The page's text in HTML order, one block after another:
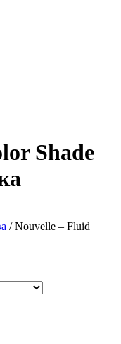
Shade
/ Nouvelle – Fluid